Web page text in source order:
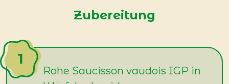
Zubereitung
Rohe Saucisson vaudois IGP in